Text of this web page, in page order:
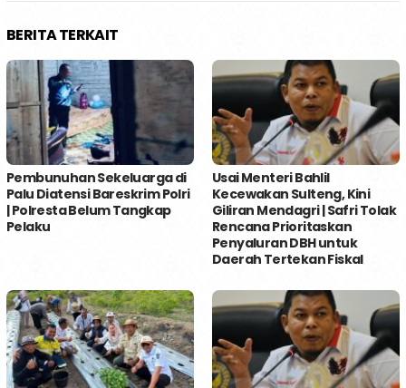
BERITA TERKAIT
Pembunuhan Sekeluarga di
Palu Diatensi Bareskrim Polri
| Polresta Belum Tangkap
Pelaku
Usai Menteri Bahlil
Kecewakan Sulteng, Kini
Giliran Mendagri | Safri Tolak
Rencana Prioritaskan
Penyaluran DBH untuk
Daerah Tertekan Fiskal